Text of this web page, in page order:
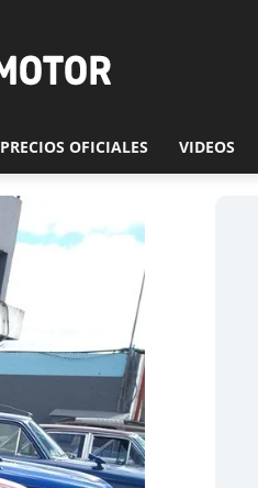
PRECIOS OFICIALES VIDEOS